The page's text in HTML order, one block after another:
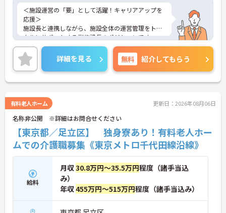
＜施設運営の「要」として活躍！キャリアアップを
応援＞
施設長と連携しながら、施設全体の運営管理をトー
タルにサポートする副施設長のポジションです。ス
タッフの育成や評価、働きやすい職場環境の整備、
ご入居者様への対応など、業務は多岐にわたります
が、その分大きなやりがいを感じられます。住まい
系サービスでの経験を活かし、チーム一丸となって
お客様を支援できる環境です。「運営に深く関わり
る方を歓迎しています。
＜しっかり休める！リフレッシュ休暇でメリハリ＞
仕事とプライベートのバランスを大切にできるよ
う、年間休日は116日確保されています。週休2日制
に加え、毎月1日付与される「リフレッシュ休暇
（年間最大12日）」があるのが嬉しいポイント。有
給休暇と組み合わせて連休を取得し、旅行などを楽
しむスタッフも多くいます。
詳細を見る 無料 紹介してもらう
有料老人ホーム 更新日：2026年08月06日
名称非公開 ※詳細はお問合せください
【東京都／足立区】 独身寮あり！有料老人ホー
ムでの介護職募集《東京メトロ千代田線沿線》
給料
月収30.8万円～35.5万円程度（諸手当込
み）
年収455万円～515万円程度（諸手当込み）